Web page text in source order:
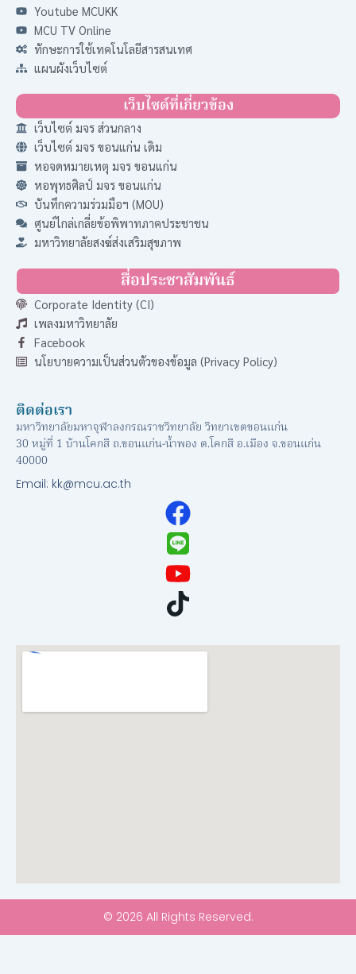
Youtube MCUKK
MCU TV Online
ทักษะการใช้เทคโนโลยีสารสนเทศ
แผนผังเว็บไซต์
เว็บไซต์ที่เกี่ยวข้อง
เว็บไซต์ มจร ส่วนกลาง
เว็บไซต์ มจร ขอนแก่น เดิม
หอจดหมายเหตุ มจร ขอนแก่น
หอพุทธศิลป์ มจร ขอนแก่น
บันทึกความร่วมมือฯ (MOU)
ศูนย์ไกล่เกลี่ยข้อพิพาทภาคประชาชน
มหาวิทยาลัยสงฆ์ส่งเสริมสุขภาพ
สื่อประชาสัมพันธ์
Corporate Identity (CI)
เพลงมหาวิทยาลัย
Facebook
นโยบายความเป็นส่วนตัวของข้อมูล (Privacy Policy)
ติดต่อเรา
มหาวิทยาลัยมหาจุฬาลงกรณราชวิทยาลัย วิทยาเขตขอนแก่น
30 หมู่ที่ 1 บ้านโคกสี ถ.ขอนแก่น-น้ำพอง ต.โคกสี อ.เมือง จ.ขอนแก่น
40000
Email: kk@mcu.ac.th
© 2026 All Rights Reserved.